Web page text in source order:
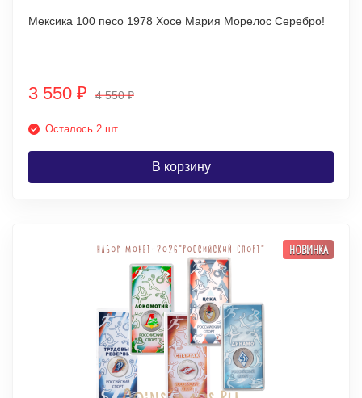
Мексика 100 песо 1978 Хосе Мария Морелос Серебро!
3 550 ₽ 4 550₽
Осталось 2 шт.
В корзину
НОВИНКА